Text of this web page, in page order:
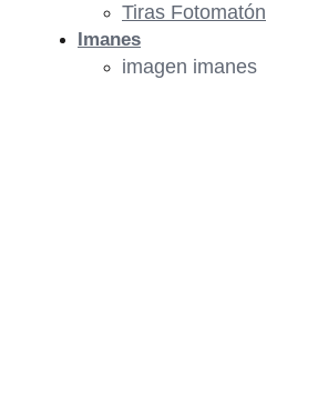
Tiras Fotomatón
Imanes
imagen imanes